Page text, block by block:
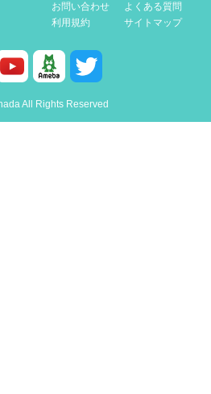
お問い合わせ
よくある質問
利用規約
サイトマップ
All Rights Reserved